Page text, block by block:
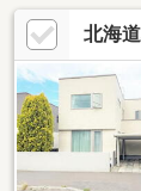
ライト新設≪設
クリーニング■
9月頃外構リフ
学校・・・藻
(徒歩約21分)■
北海